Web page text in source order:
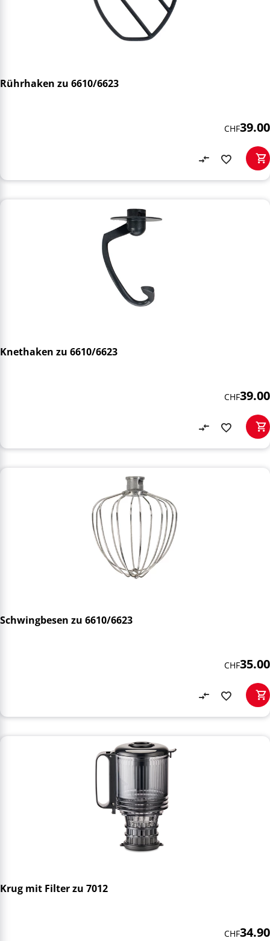
Rührhaken zu 6610/6623
CHF39.00
Knethaken zu 6610/6623
CHF39.00
Schwingbesen zu 6610/6623
CHF35.00
Krug mit Filter zu 7012
CHF34.90